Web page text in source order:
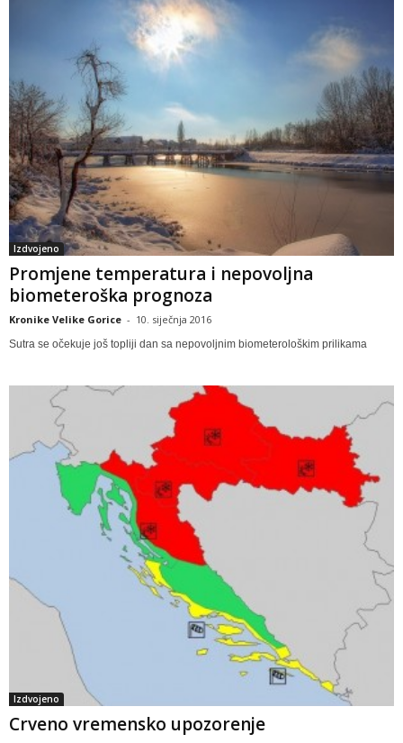
Izdvojeno
Promjene temperatura i nepovoljna
biometeroška prognoza
Kronike Velike Gorice - 10. siječnja 2016
Sutra se očekuje još topliji dan sa nepovoljnim biometerološkim prilikama
Izdvojeno
Crveno vremensko upozorenje